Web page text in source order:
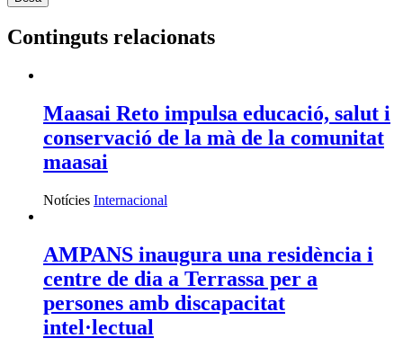
Continguts relacionats
Maasai Reto impulsa educació, salut i
conservació de la mà de la comunitat
maasai
Notícies Internacional
AMPANS inaugura una residència i
centre de dia a Terrassa per a
persones amb discapacitat
intel·lectual